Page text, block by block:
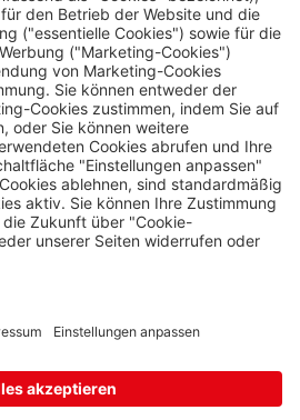
zum Download
Media